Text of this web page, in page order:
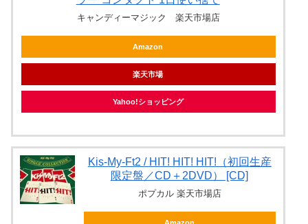
キャンディーマジック 楽天市場店
Amazon
楽天市場
Yahoo!ショッピング
Kis-My-Ft2 / HIT! HIT! HIT!（初回生産
限定盤／CD＋2DVD） [CD]
ポプカル 楽天市場店